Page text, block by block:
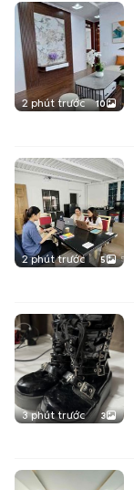
2 phút trước 10
2 phút trước 5
3 phút trước 3